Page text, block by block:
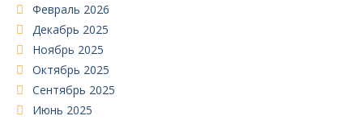
Февраль 2026
Декабрь 2025
Ноябрь 2025
Октябрь 2025
Сентябрь 2025
Июнь 2025